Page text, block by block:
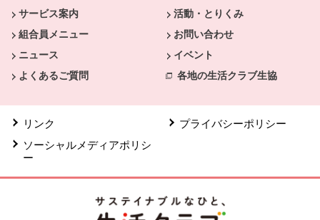
サービス案内
活動・とりくみ
組合員メニュー
お問い合わせ
ニュース
イベント
よくあるご質問
各地の生活クラブ生協
リンク
プライバシーポリシー
ソーシャルメディアポリシ
ー